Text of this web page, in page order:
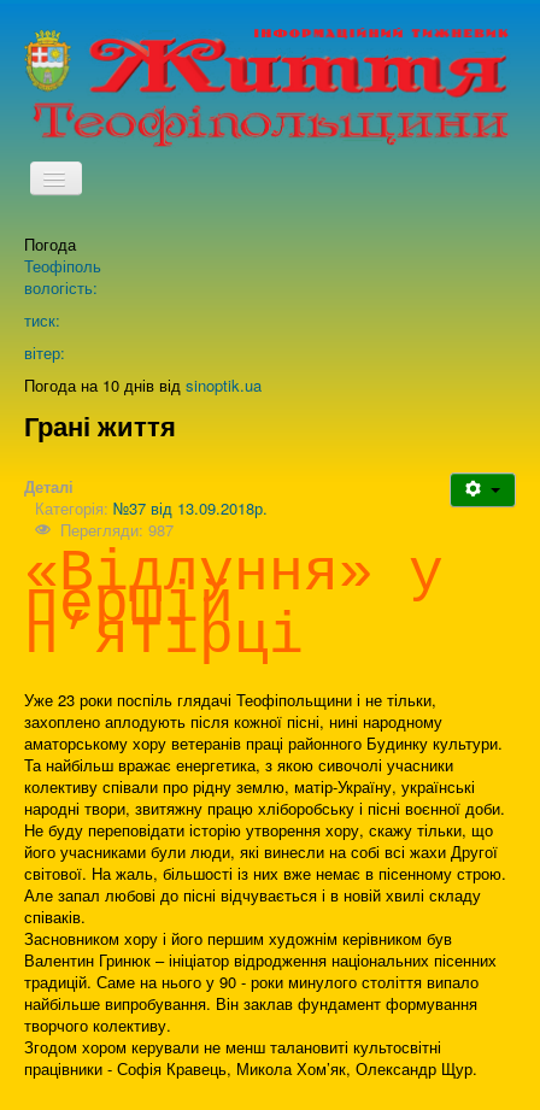
TPL_PROTOSTAR_TOGGLE_MENU
Про нас
Погода
Теофіполь
вологість:
тиск:
вітер:
Погода на 10 днів від sinoptik.ua
Грані життя
Деталі
Категорія: №37 від 13.09.2018р.
Перегляди: 987
«Відлуння» у
першій
п’ятірці
Уже 23 роки поспіль глядачі Теофіпольщини і не тільки,
захоплено аплодують після кожної пісні, нині народному
аматорському хору ветеранів праці районного Будинку культури.
Та найбільш вражає енергетика, з якою сивочолі учасники
колективу співали про рідну землю, матір-Україну, українські
народні твори, звитяжну працю хліборобську і пісні воєнної доби.
Не буду переповідати історію утворення хору, скажу тільки, що
його учасниками були люди, які винесли на собі всі жахи Другої
світової. На жаль, більшості із них вже немає в пісенному строю.
Але запал любові до пісні відчувається і в новій хвилі складу
співаків.
Засновником хору і його першим художнім керівником був
Валентин Гринюк – ініціатор відродження національних пісенних
традицій. Саме на нього у 90 - роки минулого століття випало
найбільше випробування. Він заклав фундамент формування
творчого колективу.
Згодом хором керували не менш талановиті культосвітні
працівники - Софія Кравець, Микола Хом’як, Олександр Щур.